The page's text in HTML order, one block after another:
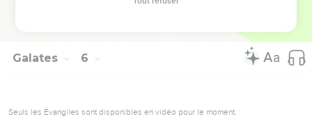
Galates 6
Seuls les Évangiles sont disponibles en vidéo pour le moment.